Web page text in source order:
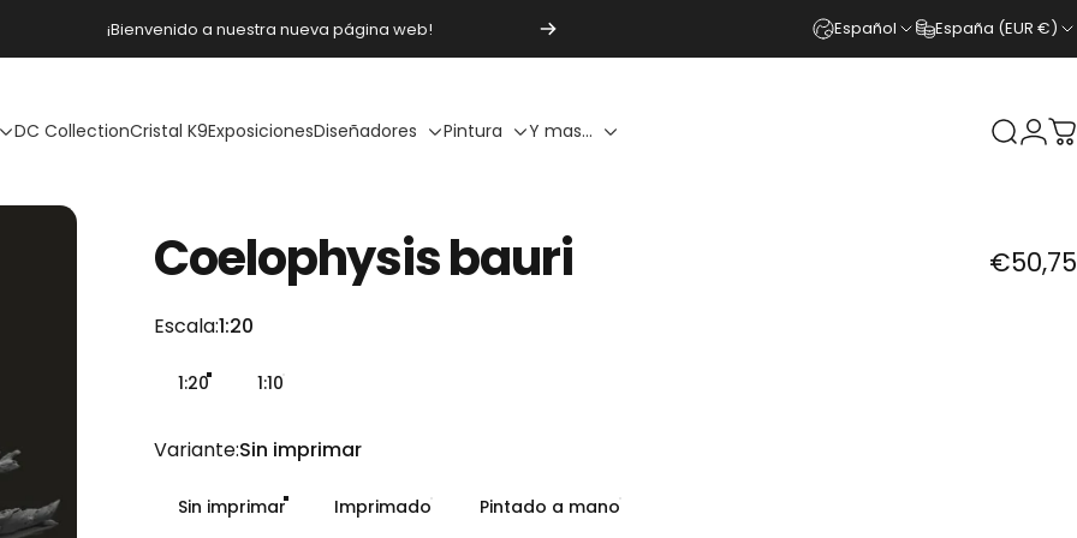
Envío gratis a partir de 300€ Español España (EUR €)
DC CollectionCristal K9ExposicionesDiseñadores Pintura Y mas... Buscar
Coelophysisbauri €50,75
Escala
Escala:1:20
1:20 1:10
Variante
Variante:Sin imprimar
Sin imprimar Imprimado Pintado a mano